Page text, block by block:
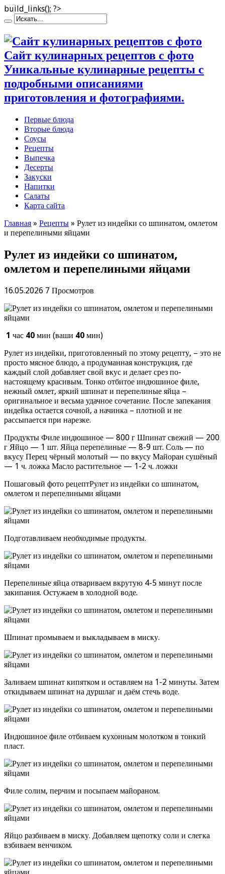
build_links(); ?>
Сайт кулинарных рецептов с фото
Уникальные кулинарные рецепты с
подробными описаниями
приготовления и фотографиями.
Первые блюда
Вторые блюда
Соусы
Рецепты
Выпечка
Десерты
Закуски
Напитки
Салаты
Карта сайта
Главная » Рецепты » Рулет из индейки со шпинатом, омлетом
и перепелиными яйцами
Рулет из индейки со шпинатом,
омлетом и перепелиными яйцами
16.05.2026 7 Просмотров
1 час 40 мин (ваши 40 мин)
Рулет из индейки, приготовленный по этому рецепту, – это не
просто мясное блюдо, а продуманная конструкция, где
каждый слой добавляет свой вкус и делает срез по-
настоящему красивым. Тонко отбитое индюшиное филе,
нежный омлет, яркий шпинат и перепелиные яйца –
оригинальное и весьма удачное сочетание. После запекания
индейка остается сочной, а начинка – плотной и не
рассыпается при нарезке.
Продукты Филе индюшиное — 800 г Шпинат свежий — 200
г Яйцо — 1 шт. Яйца перепелиные — 8-9 шт. Соль — по
вкусу Перец чёрный молотый — по вкусу Майоран сушёный
— 1 ч. ложка Масло растительное — 1-2 ч. ложки
Пошаговый фото рецептРулет из индейки со шпинатом,
омлетом и перепелиными яйцами
Подготавливаем необходимые продукты.
Перепелиные яйца отвариваем вкрутую 4-5 минут после
закипания. Остужаем в холодной воде.
Шпинат промываем и выкладываем в миску.
Заливаем шпинат кипятком и оставляем на 1-2 минуты. Затем
откидываем шпинат на дуршлаг и даём стечь воде.
Индюшиное филе отбиваем кухонным молотком в тонкий
пласт.
Филе солим, перчим и посыпаем майораном.
Яйцо разбиваем в миску. Добавляем щепотку соли и слегка
взбиваем венчиком.